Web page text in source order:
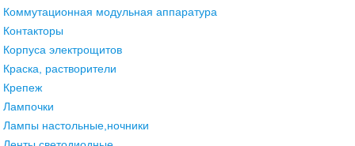
Коммутационная модульная аппаратура
Контакторы
Корпуса электрощитов
Краска, растворители
Крепеж
Лампочки
Лампы настольные,ночники